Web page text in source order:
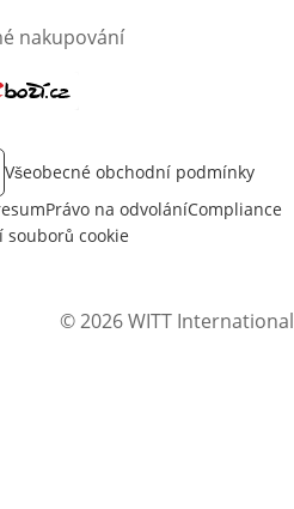
nakupování
Všeobecné obchodní podmínky
Právo na odvoláníCompliance
souborů cookie
© 2026 WITT International